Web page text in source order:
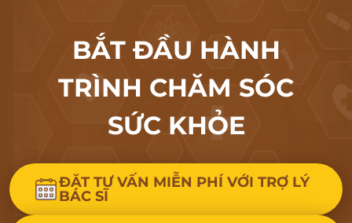
BẮT ĐẦU HÀNH
TRÌNH CHĂM SÓC
SỨC KHỎE
ĐẶT TƯ VẤN MIỄN PHÍ VỚI TRỢ LÝ
BÁC SĨ